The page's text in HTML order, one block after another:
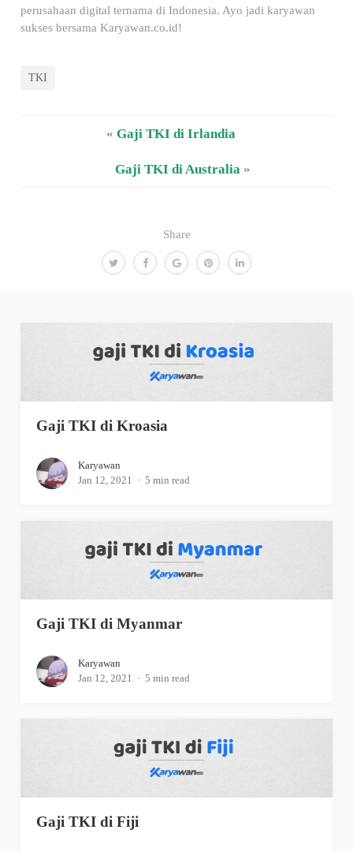
Share
perusahaan digital ternama di Indonesia. Ayo jadi karyawan
sukses bersama Karyawan.co.id!
TKI
« Gaji TKI di Irlandia
Gaji TKI di Australia »
Gaji TKI di Kroasia
Karyawan
Jan 12, 2021
5 min read
Gaji TKI di Myanmar
Karyawan
Jan 12, 2021
5 min read
Gaji TKI di Fiji